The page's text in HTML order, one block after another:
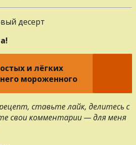
и лёгких
мороженного
ставьте лайк, делитесь с
свои комментарии — для меня